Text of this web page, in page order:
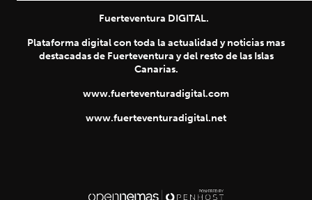
Fuerteventura DIGITAL.
Plataforma digital con toda la actualidad y noticias mas
destacadas de Fuerteventura y del resto de las Islas
Canarias.
www.fuerteventuradigital.com
www.fuerteventuradigital.net